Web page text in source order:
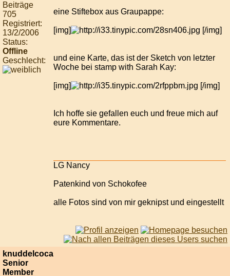
Beiträge
705
Registriert:
13/2/2006
Status:
Offline
Geschlecht:
eine Stiftebox aus Graupappe:
[img] [/img]
und eine Karte, das ist der Sketch von letzter
Woche bei stamp with Sarah Kay:
[img] [/img]
Ich hoffe sie gefallen euch und freue mich auf
eure Kommentare.
LG Nancy
Patenkind von Schokofee
alle Fotos sind von mir geknipst und eingestellt
knuddelcoca
Senior
Member